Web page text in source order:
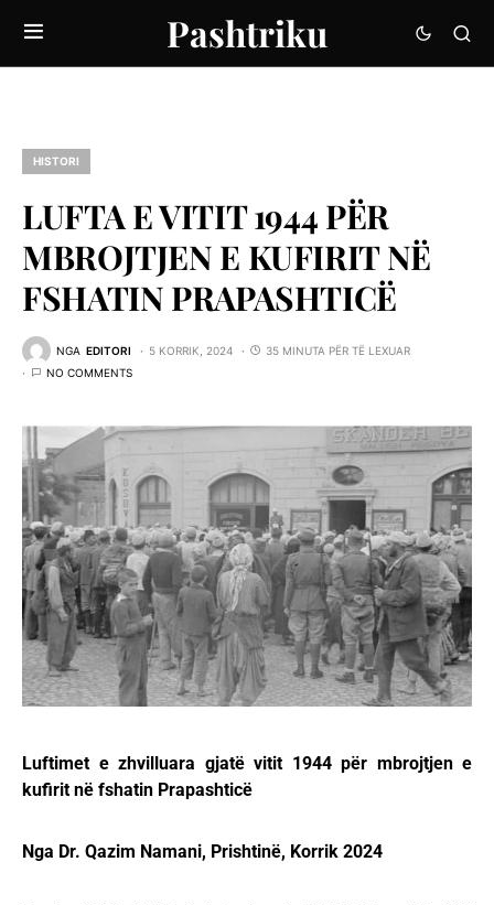
Pashtriku
HISTORI
LUFTA E VITIT 1944 PËR
MBROJTJEN E KUFIRIT NË
FSHATIN PRAPASHTICË
NGA EDITORI 5 KORRIK, 2024
35 MINUTA PËR TË LEXUAR
NO COMMENTS
Luftimet e zhvilluara gjatë vitit 1944 për mbrojtjen e
kufirit në fshatin Prapashticë
Nga Dr. Qazim Namani, Prishtinë, Korrik 2024